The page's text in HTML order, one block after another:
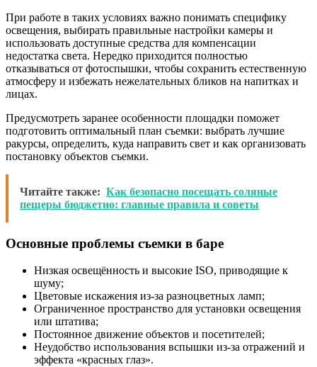
При работе в таких условиях важно понимать специфику
освещения, выбирать правильные настройки камеры и
использовать доступные средства для компенсации
недостатка света. Нередко приходится полностью
отказываться от фотоспышки, чтобы сохранить естественную
атмосферу и избежать нежелательных бликов на напитках и
лицах.
Предусмотреть заранее особенности площадки поможет
подготовить оптимальный план съемки: выбрать лучшие
ракурсы, определить, куда направить свет и как организовать
постановку объектов съемки.
Читайте также: Как безопасно посещать соляные
пещеры бюджетно: главные правила и советы
Основные проблемы съемки в баре
Низкая освещённость и высокие ISO, приводящие к
шуму;
Цветовые искажения из-за разноцветных ламп;
Ограниченное пространство для установки освещения
или штатива;
Постоянное движение объектов и посетителей;
Неудобство использования вспышки из-за отражений и
эффекта «красных глаз».